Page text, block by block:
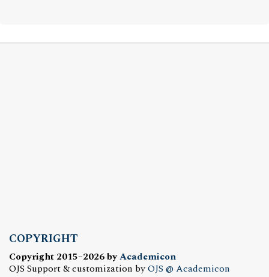
COPYRIGHT
Copyright 2015–2026 byAcademicon
OJS Support & customization byOJS @ Academicon